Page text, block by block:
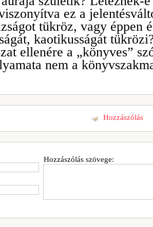
ez a
tükröz, vagy éppen
kaotikusságát
ellenére a „könyves”
nem a
Hozzászólás
Hozzászólás szövege: